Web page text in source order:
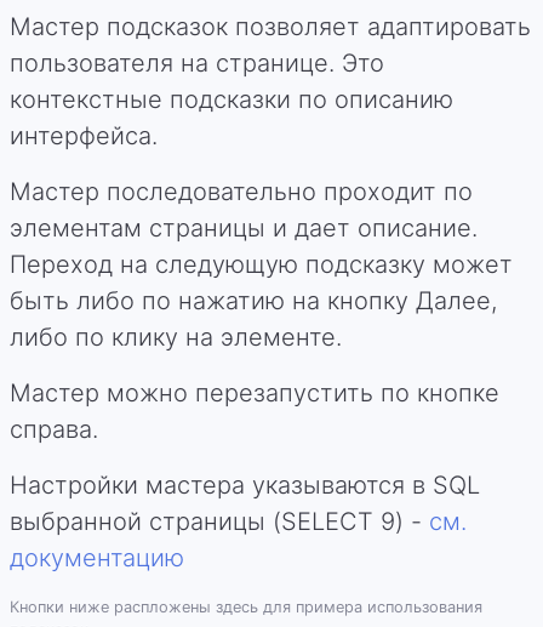
Мастер подсказок позволяет адаптировать
пользователя на странице. Это
контекстные подсказки по описанию
интерфейса.
Мастер последовательно проходит по
элементам страницы и дает описание.
Переход на следующую подсказку может
быть либо по нажатию на кнопку Далее,
либо по клику на элементе.
Мастер можно перезапустить по кнопке
справа.
Настройки мастера указываются в SQL
выбранной страницы (SELECT 9) - см.
документацию
Кнопки ниже распложены здесь для примера использования